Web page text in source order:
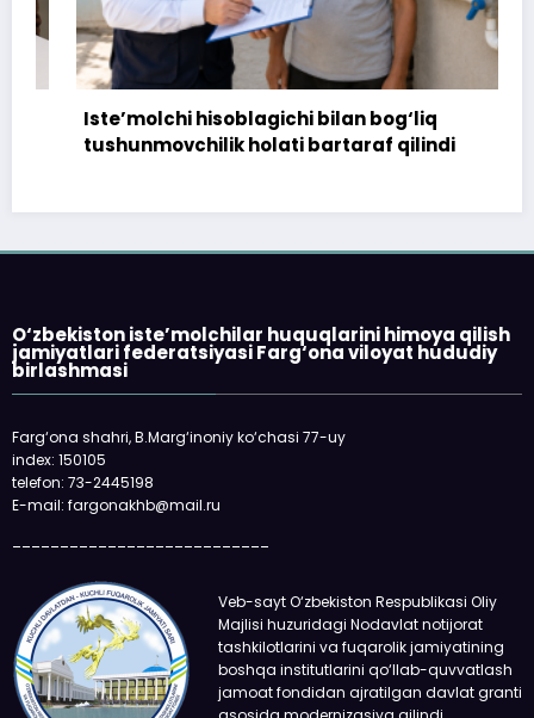
Iste’molchi hisoblagichi bilan bog‘liq
tushunmovchilik holati bartaraf qilindi
O‘zbekiston iste’molchilar huquqlarini himoya qilish
jamiyatlari federatsiyasi Farg‘ona viloyat hududiy
birlashmasi
Farg‘ona shahri, B.Marg‘inoniy ko‘chasi 77-uy
index: 150105
telefon: 73-2445198
E-mail: fargonakhb@mail.ru
Veb-sayt O‘zbekiston Respublikasi Oliy
Majlisi huzuridagi Nodavlat notijorat
tashkilotlarini va fuqarolik jamiyatining
boshqa institutlarini qo‘llab-quvvatlash
jamoat fondidan ajratilgan davlat granti